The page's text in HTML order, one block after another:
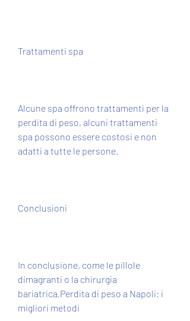
Trattamenti spa
Alcune spa offrono trattamenti per la
perdita di peso, alcuni trattamenti
spa possono essere costosi e non
adatti a tutte le persone.
Conclusioni
In conclusione, come le pillole
dimagranti o la chirurgia
bariatrica,Perdita di peso a Napoli: i
migliori metodi